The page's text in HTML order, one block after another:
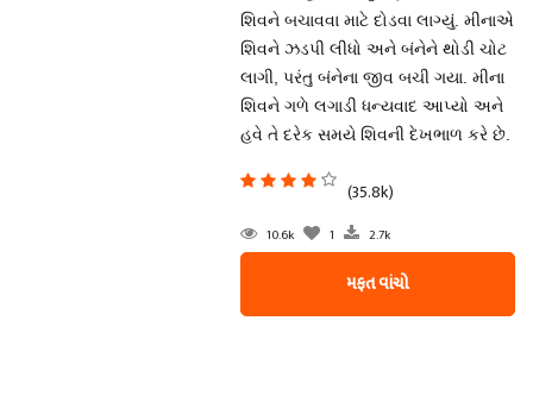
શિવને બચાવવા માટે દોડવા લાગ્યું. મીનાએ
શિવને ઝડપી લીધો અને બંનેને થોડી ચોટ
લાગી, પરંતુ બંનેના જીવ બચી ગયા. મીના
શિવને ગળે લગાડી ધન્યવાદ આપ્યો અને
હવે તે દરેક સમયે શિવની દેખભાળ કરે છે.
(35.8k)
10.6k 1 2.7k
મફત વાંચો